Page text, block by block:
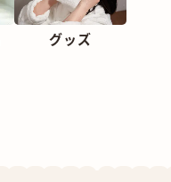
グッズ